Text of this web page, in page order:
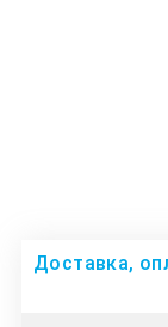
Доставка,